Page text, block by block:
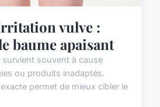
vulve :
baume apaisant
survient souvent à cause
ou produits inadaptés.
permet de mieux cibler le